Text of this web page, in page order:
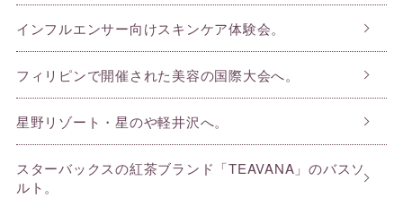
インフルエンサー向けスキンケア体験会。
フィリピンで開催された美容の国際大会へ。
星野リゾート・星のや軽井沢へ。
スターバックスの紅茶ブランド「TEAVANA」のバスソ
ルト。